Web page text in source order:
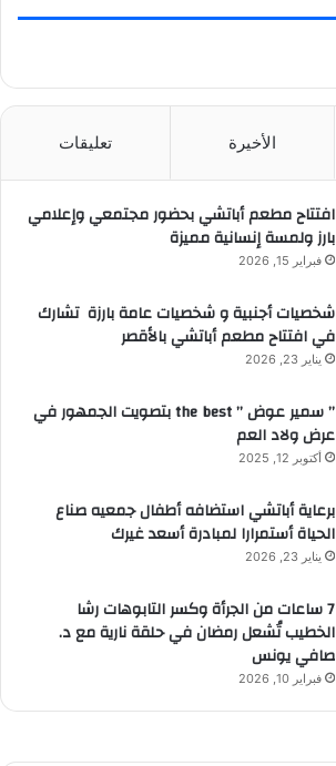
ن
الأخيرة تعليقات
افتتاح مطعم أباتشي بحضور مجتمعي وإعلامي
بارز ولمسة إنسانية مميزة
فبراير 15, 2026
شخصيات أجنبية و شخصيات عامة بارزة تشارك
في افتتاح مطعم أباتشي بالأقصر
يناير 23, 2026
” سمير عوض ” the best بتصويت الجمهور في
عرض ولاد العم
أكتوبر 12, 2025
برعاية أباتشي استضافه أطفال جمعيه صناع
الحياة أستمرارا لمبادرة أسعد غيرك
يناير 23, 2026
7 ساعات من الجرأة وكسر التابوهات رشا
الخطيب تُشعل رمضان في حلقة نارية مع د.
صافي يونس
فبراير 10, 2026